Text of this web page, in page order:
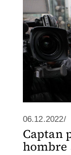
06.12.2022/
Captan
hombre